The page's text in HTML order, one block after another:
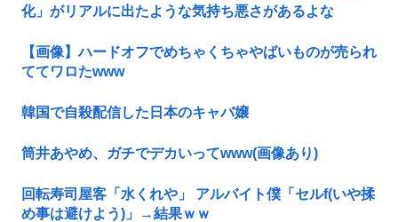
化」がリアルに出たような気持ち悪さがあるよな
【画像】ハードオフでめちゃくちゃやばいものが売られ
ててワロたwww
韓国で自殺配信した日本のキャバ嬢
筒井あやめ、ガチでデカいってwww(画像あり)
回転寿司屋客「水くれや」 アルバイト僕「セルf(いや揉
め事は避けよう)」→結果ｗｗ